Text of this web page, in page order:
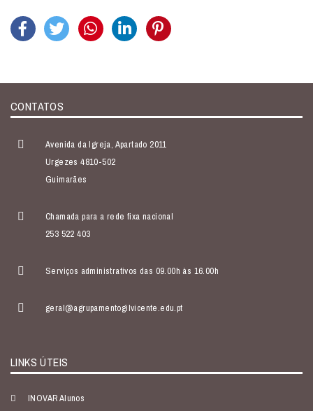
CONTATOS
Avenida da Igreja, Apartado 2011
Urgezes 4810-502
Guimarães
Chamada para a rede fixa nacional
253 522 403
Serviços administrativos das 09.00h às 16.00h
geral@agrupamentogilvicente.edu.pt
LINKS ÚTEIS
INOVAR Alunos